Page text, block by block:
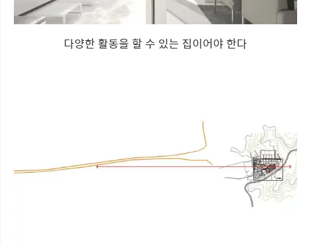
다양한 활동을 할 수 있는 집이어야 한다